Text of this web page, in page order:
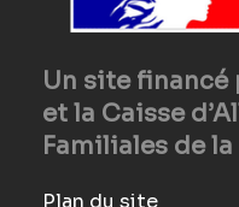
Un site financé
et la Caisse
Familiales de
Plan du site